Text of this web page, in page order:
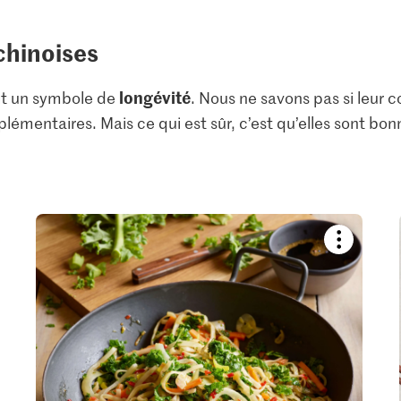
un symbole de longévité. Nous ne savons pas si leur
Mais ce qui est sûr, c’est qu’elles sont
Bookmark
recipe
or
add
collections.